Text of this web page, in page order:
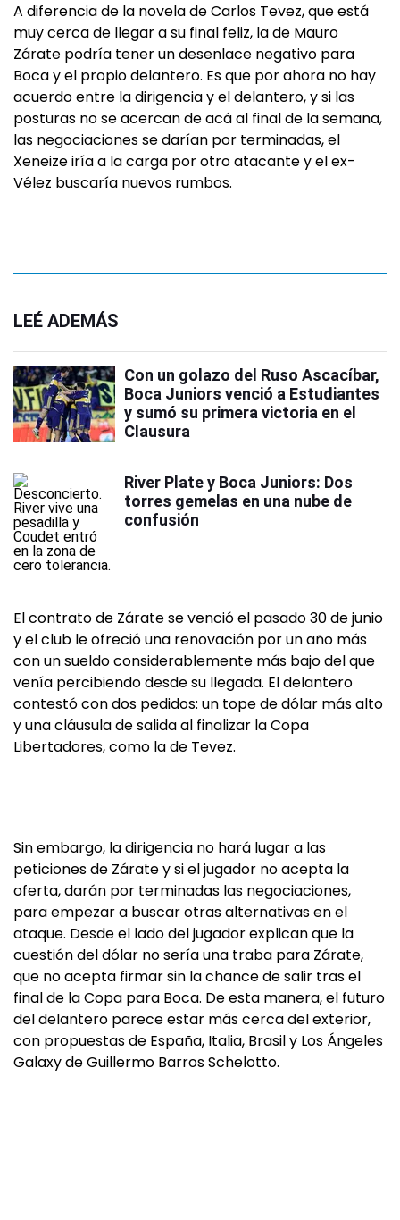
A diferencia de la novela de Carlos Tevez, que está
muy cerca de llegar a su final feliz, la de Mauro
Zárate podría tener un desenlace negativo para
Boca y el propio delantero. Es que por ahora no hay
acuerdo entre la dirigencia y el delantero, y si las
posturas no se acercan de acá al final de la semana,
las negociaciones se darían por terminadas, el
Xeneize iría a la carga por otro atacante y el ex-
Vélez buscaría nuevos rumbos.
LEÉ ADEMÁS
Con un golazo del Ruso Ascacíbar,
Boca Juniors venció a Estudiantes
y sumó su primera victoria en el
Clausura
River Plate y Boca Juniors: Dos
torres gemelas en una nube de
confusión
El contrato de Zárate se venció el pasado 30 de junio
y el club le ofreció una renovación por un año más
con un sueldo considerablemente más bajo del que
venía percibiendo desde su llegada. El delantero
contestó con dos pedidos: un tope de dólar más alto
y una cláusula de salida al finalizar la Copa
Libertadores, como la de Tevez.
Sin embargo, la dirigencia no hará lugar a las
peticiones de Zárate y si el jugador no acepta la
oferta, darán por terminadas las negociaciones,
para empezar a buscar otras alternativas en el
ataque. Desde el lado del jugador explican que la
cuestión del dólar no sería una traba para Zárate,
que no acepta firmar sin la chance de salir tras el
final de la Copa para Boca. De esta manera, el futuro
del delantero parece estar más cerca del exterior,
con propuestas de España, Italia, Brasil y Los Ángeles
Galaxy de Guillermo Barros Schelotto.